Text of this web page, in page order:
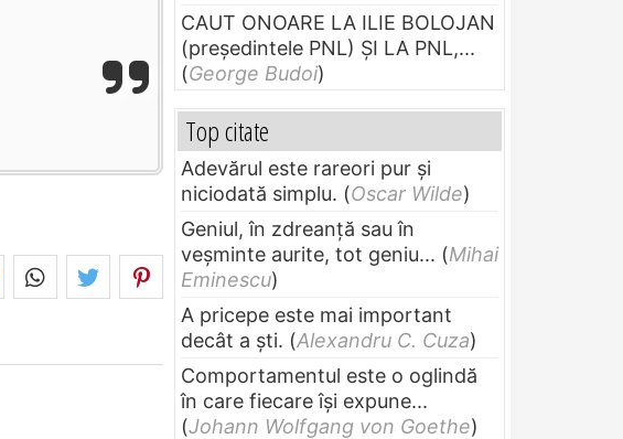
CAUT ONOARE LA ILIE BOLOJAN
(preşedintele PNL) ŞI LA PNL,...
(George Budoi)
Top citate
Adevărul este rareori pur și
niciodată simplu. (Oscar Wilde)
Geniul, în zdreanţă sau în
veşminte aurite, tot geniu... (Mihai
Eminescu)
A pricepe este mai important
decât a ști. (Alexandru C. Cuza)
Comportamentul este o oglindă
în care fiecare își expune...
(Johann Wolfgang von Goethe)